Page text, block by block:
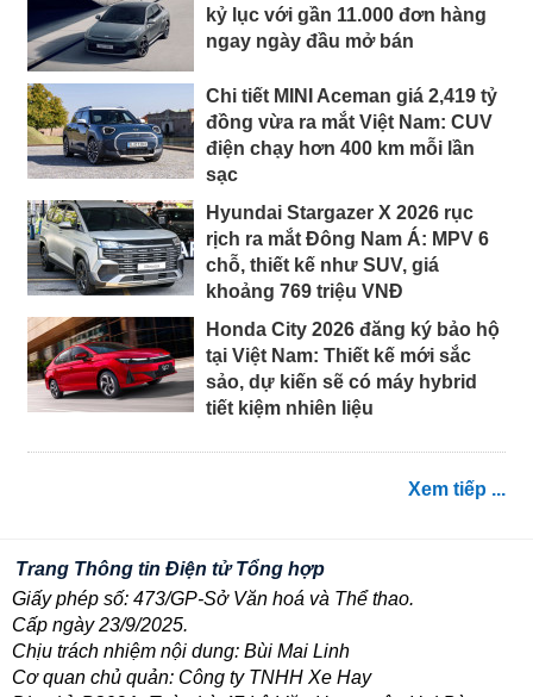
kỷ lục với gần 11.000 đơn hàng
ngay ngày đầu mở bán
Chi tiết MINI Aceman giá 2,419 tỷ
đồng vừa ra mắt Việt Nam: CUV
điện chạy hơn 400 km mỗi lần
sạc
Hyundai Stargazer X 2026 rục
rịch ra mắt Đông Nam Á: MPV 6
chỗ, thiết kế như SUV, giá
khoảng 769 triệu VNĐ
Honda City 2026 đăng ký bảo hộ
tại Việt Nam: Thiết kế mới sắc
sảo, dự kiến sẽ có máy hybrid
tiết kiệm nhiên liệu
Xem tiếp ...
Trang Thông tin Điện tử Tổng hợp
Giấy phép số: 473/GP-Sở Văn hoá và Thể thao.
Cấp ngày 23/9/2025.
Chịu trách nhiệm nội dung: Bùi Mai Linh
Cơ quan chủ quản: Công ty TNHH Xe Hay